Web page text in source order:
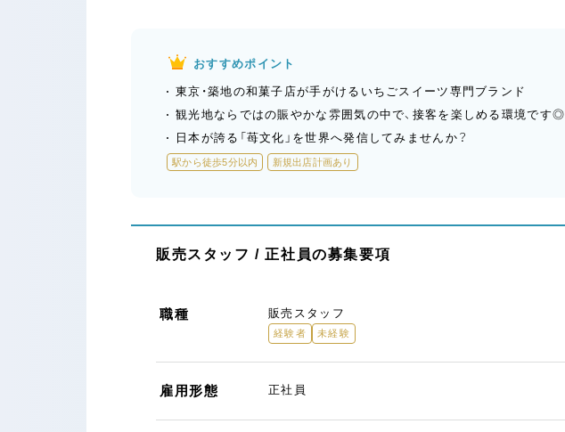
おすすめポイント
東京・築地の和菓子店が手がけるいちごスイーツ専門ブランド
観光地ならではの賑やかな雰囲気の中で、接客を楽しめる環境です◎
日本が誇る「苺文化」を世界へ発信してみませんか？
駅から徒歩5分以内 新規出店計画あり
販売スタッフ / 正社員の募集要項
職種 販売スタッフ
経験者 未経験
雇用形態 正社員